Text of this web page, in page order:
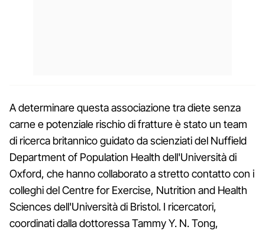
A determinare questa associazione tra diete senza
carne e potenziale rischio di fratture è stato un team
di ricerca britannico guidato da scienziati del Nuffield
Department of Population Health dell'Università di
Oxford, che hanno collaborato a stretto contatto con i
colleghi del Centre for Exercise, Nutrition and Health
Sciences dell'Università di Bristol. I ricercatori,
coordinati dalla dottoressa Tammy Y. N. Tong,